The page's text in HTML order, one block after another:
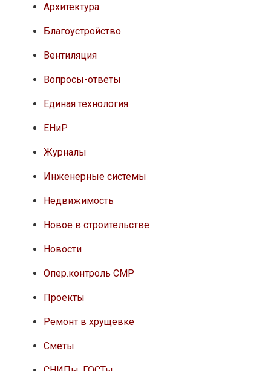
Архитектура
Благоустройство
Вентиляция
Вопросы-ответы
Единая технология
ЕНиР
Журналы
Инженерные системы
Недвижимость
Новое в строительстве
Новости
Опер.контроль СМР
Проекты
Ремонт в хрущевке
Сметы